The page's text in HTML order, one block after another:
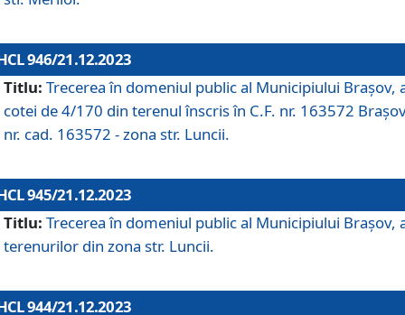
946/21.12.2023
Titlu: Trecerea în domeniul public al Municipiului Braşov,
cotei de 4/170 din terenul înscris în C.F. nr. 163572
nr. cad. 163572 - zona str. Luncii.
945/21.12.2023
Titlu: Trecerea în domeniul public al Municipiului Braşov,
terenurilor din zona str. Luncii.
944/21.12.2023